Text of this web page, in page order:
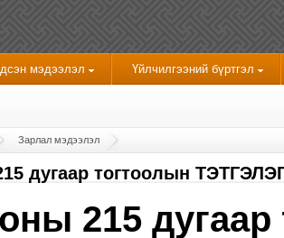
мэдээлэл Үйлчилгээний бүртгэл
Зарлал мэдээлэл
дугаар тогтоолын
215